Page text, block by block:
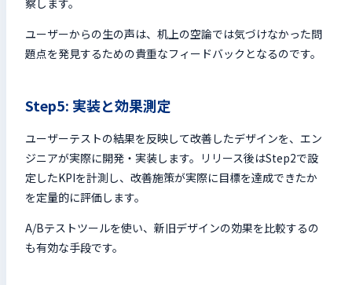
ユーザーからの生の声は、机上の空論では気づけなかった問
題点を発見するための貴重なフィードバックとなるのです。
Step5: 実装と効果測定
ユーザーテストの結果を反映して改善したデザインを、エン
ジニアが実際に開発・実装します。リリース後はStep2で設
定したKPIを計測し、改善施策が実際に目標を達成できたか
を定量的に評価します。
A/Bテストツールを使い、新旧デザインの効果を比較するの
も有効な手段です。